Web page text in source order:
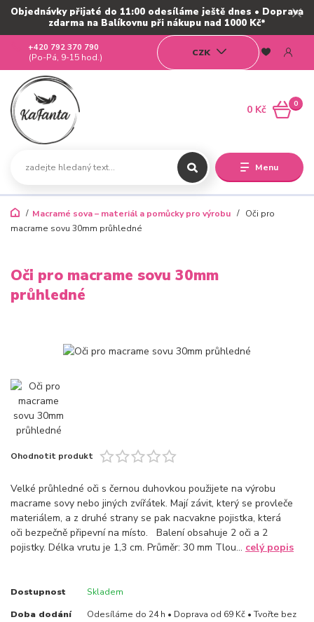
Objednávky přijaté do 11:00 odesíláme ještě dnes • Doprava
zdarma na Balíkovnu při nákupu nad 1000 Kč*
Menu
CZK
+420 792 370 790
(Po-Pá, 9-15 hod.)
0
0 Kč
Macramé sova – materiál a pomůcky pro výrobu
Oči pro
macrame sovu 30mm průhledné
Oči pro macrame sovu 30mm
průhledné
Ohodnotit produkt
Velké průhledné oči s černou duhovkou použijete na výrobu
macrame sovy nebo jiných zvířátek. Mají závit, který se provleče
materiálem, a z druhé strany se pak nacvakne pojistka, která
oči bezpečně připevní na místo. Balení obsahuje 2 oči a 2
pojistky. Délka vrutu je 1,3 cm. Průměr: 30 mm Tlou... celý popis
Dostupnost Skladem
Doba dodání
Odesíláme do 24 h • Doprava od 69 Kč • Tvořte bez